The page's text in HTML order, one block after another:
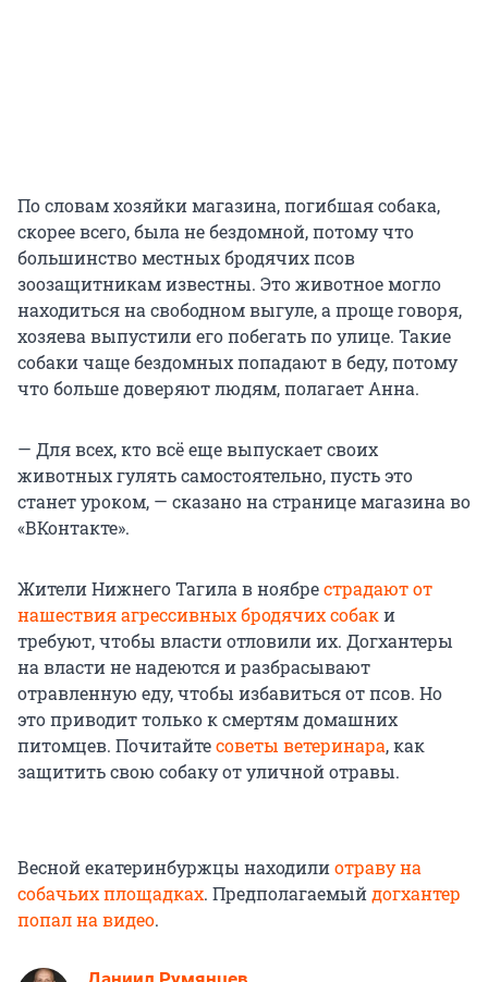
По словам хозяйки магазина, погибшая собака,
скорее всего, была не бездомной, потому что
большинство местных бродячих псов
зоозащитникам известны. Это животное могло
находиться на свободном выгуле, а проще говоря,
хозяева выпустили его побегать по улице. Такие
собаки чаще бездомных попадают в беду, потому
что больше доверяют людям, полагает Анна.
— Для всех, кто всё еще выпускает своих
животных гулять самостоятельно, пусть это
станет уроком, — сказано на странице магазина во
«ВКонтакте».
Жители Нижнего Тагила в ноябрестрадают от
нашествия агрессивных бродячих собаки
требуют, чтобы власти отловили их. Догхантеры
на власти не надеются и разбрасывают
отравленную еду, чтобы избавиться от псов. Но
это приводит только к смертям домашних
питомцев. Почитайтесоветы ветеринара, как
защитить свою собаку от уличной отравы.
Весной екатеринбуржцы находилиотраву на
собачьих площадках. Предполагаемыйдогхантер
попал на видео.